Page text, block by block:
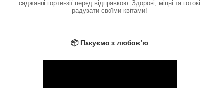
саджанці гортензії перед відправкою. Здорові, міцні та готові
радувати своїми квітами!
📦 Пакуємо з любов’ю